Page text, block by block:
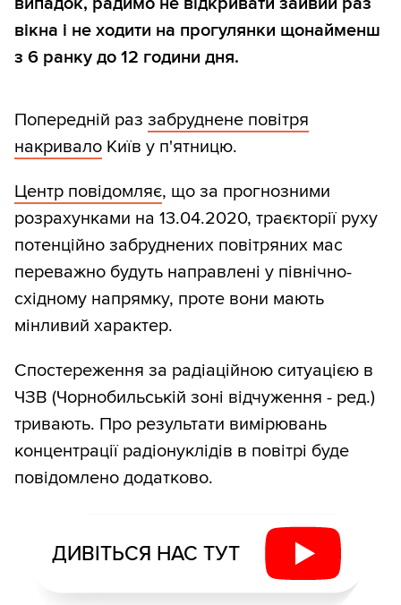
вікна і не ходити на прогулянки щонайменш
з 6 ранку до 12 години дня.
Попередній раз забруднене повітря
накривало Київ у п'ятницю.
Центр повідомляє, що за прогнозними
розрахунками на 13.04.2020, траєкторії руху
потенційно забруднених повітряних мас
переважно будуть направлені у північно-
східному напрямку, проте вони мають
мінливий характер.
Спостереження за радіаційною ситуацією в
ЧЗВ (Чорнобильській зоні відчуження - ред.)
тривають. Про результати вимірювань
концентрації радіонуклідів в повітрі буде
повідомлено додатково.
ДИВІТЬСЯ НАС ТУТ